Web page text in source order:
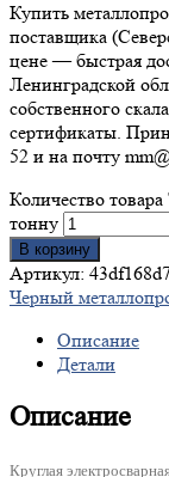
Купить
поставщика
цене — быстрая
Ленинградской
собственного
сертификаты.
52 и на почту
Количество
тонну
В корзину
Артикул:
Черный
Описание
Детали
Описание
Круглая